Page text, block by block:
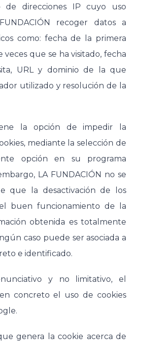
de direcciones IP cuyo uso
recoger datos a
como: fecha de la primera
veces que se ha visitado, fecha
URL y dominio de la que
utilizado y resolución de la
la opción de impedir la
mediante la selección de
opción en su programa
LA FUNDACIÓN no se
que la desactivación de los
buen funcionamiento de la
obtenida es totalmente
caso puede ser asociada a
e identificado.
y no limitativo, el
concreto el uso de cookies
genera la cookie acerca de